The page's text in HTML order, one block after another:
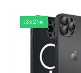
¡3x2!🔥